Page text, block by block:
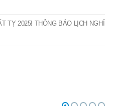
TỴ 2025! THÔNG BÁO LỊCH NGHỈ